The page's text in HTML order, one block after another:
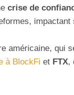
crise de
américaine, qui
à BlockFi et FTX,